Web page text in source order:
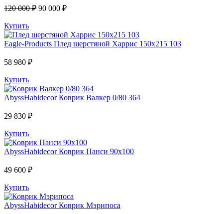
120 000 ₽ 90 000 ₽
Купить
Eagle-Products Плед шерстяной Харрис 150х215 103
58 980 ₽
Купить
AbyssHabidecor Коврик Валкер 0/80 364
29 830 ₽
Купить
AbyssHabidecor Коврик Панси 90х100
49 600 ₽
Купить
AbyssHabidecor Коврик Мэрипоса